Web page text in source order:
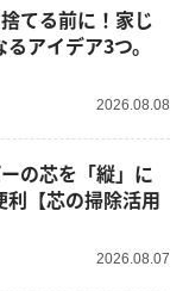
アイデア3つ。
2026.08.08
【芯の掃除活用
2026.08.07